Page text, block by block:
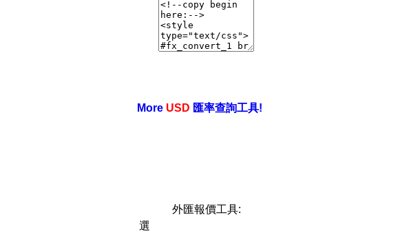
More USD 匯率查詢工具!
外匯報價工具:
選